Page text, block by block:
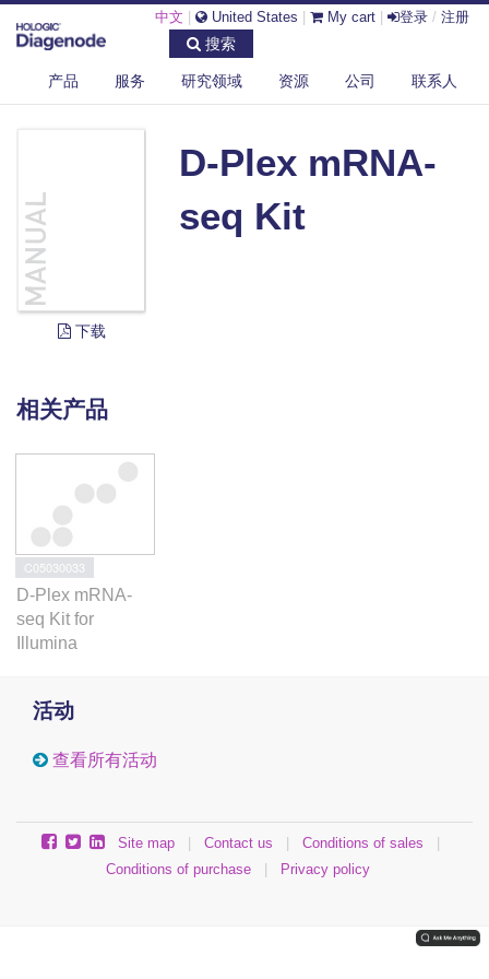
中文 United States My cart 登录 / 注册
搜索
产品 服务 研究领域 资源 公司 联系人
DIAGENODE.COM DOCUMENTS D-PLEX MRNA-SEQ KIT
下载
D-Plex mRNA-
seq Kit
相关产品
C05030033
D-Plex mRNA-
seq Kit for
Illumina
活动
查看所有活动
Site map Contact us Conditions of sales
Conditions of purchase
Privacy policy